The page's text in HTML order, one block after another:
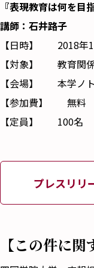
『表現教育は何を目
講師：石井路子
【日時】 2018年
【対象】 教育関
【会場】 本学ノト
【参加費】 無料
【定員】 100名
プレスリリ
【この件に